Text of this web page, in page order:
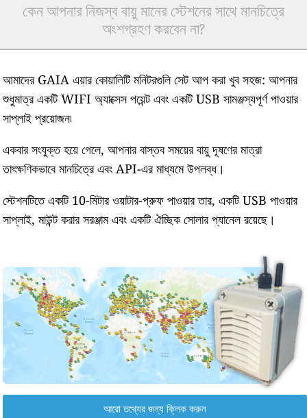
কেন আপনার নিজস্ব বায়ু মানের স্টেশনের সাথে মানচিত্রে
অংশগ্রহণ করবেন না?
আমাদের GAIA এয়ার কোয়ালিটি মনিটরগুলি সেট আপ করা খুব সহজ: আপনার
শুধুমাত্র একটি WIFI অ্যাক্সেস পয়েন্ট এবং একটি USB সামঞ্জস্যপূর্ণ পাওয়ার
সাপ্লাই প্রয়োজন৷
একবার সংযুক্ত হয়ে গেলে, আপনার বাস্তব সময়ের বায়ু দূষণের মাত্রা
তাৎক্ষণিকভাবে মানচিত্রে এবং API-এর মাধ্যমে উপলব্ধ।
স্টেশনটিতে একটি 10-মিটার ওয়াটার-প্রুফ পাওয়ার তার, একটি USB পাওয়ার
সাপ্লাই, মাউন্ট করার সরঞ্জাম এবং একটি ঐচ্ছিক সোলার প্যানেল রয়েছে।
আরো তথ্যের জন্য ক্লিক করুন